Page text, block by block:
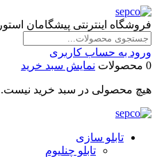
فروشگاه اینترنتی پیشگامان استور
ورود به حساب کاربری
0 محصولات
نمایش سبد خرید
هیچ محصولی در سبد خرید نیست.
تابلو سازی
تابلو چنلیوم